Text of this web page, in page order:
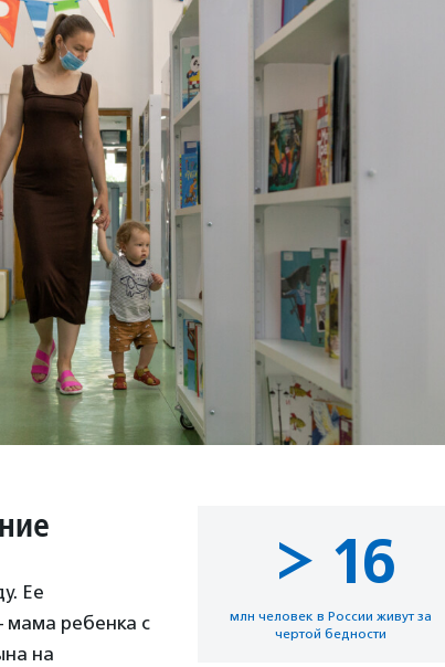
> 16
млн человек в России живут за
чертой бедности
Ее
мама ребенка с
на